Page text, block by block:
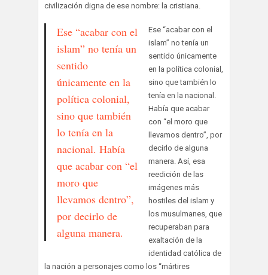
civilización digna de ese nombre: la cristiana.
Ese “acabar con el
islam” no tenía un
sentido
únicamente en la
política colonial,
sino que también
lo tenía en la
nacional. Había
que acabar con “el
moro que
llevamos dentro”,
por decirlo de
alguna manera.
Ese “acabar con el
islam” no tenía un
sentido únicamente
en la política colonial,
sino que también lo
tenía en la nacional.
Había que acabar
con “el moro que
llevamos dentro”, por
decirlo de alguna
manera. Así, esa
reedición de las
imágenes más
hostiles del islam y
los musulmanes, que
recuperaban para
exaltación de la
identidad católica de
la nación a personajes como los “mártires